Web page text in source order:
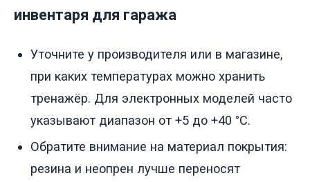
инвентаря для гаража
Уточните у производителя или в магазине,
при каких температурах можно хранить
тренажёр. Для электронных моделей часто
указывают диапазон от +5 до +40 °C.
Обратите внимание на материал покрытия:
резина и неопрен лучше переносят